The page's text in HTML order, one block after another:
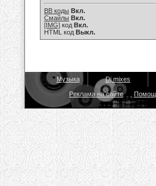
BB коды Вкл.
Смайлы Вкл.
[IMG] код Вкл.
HTML код Выкл.
Музыка Dj mixes
Реклама на сайте